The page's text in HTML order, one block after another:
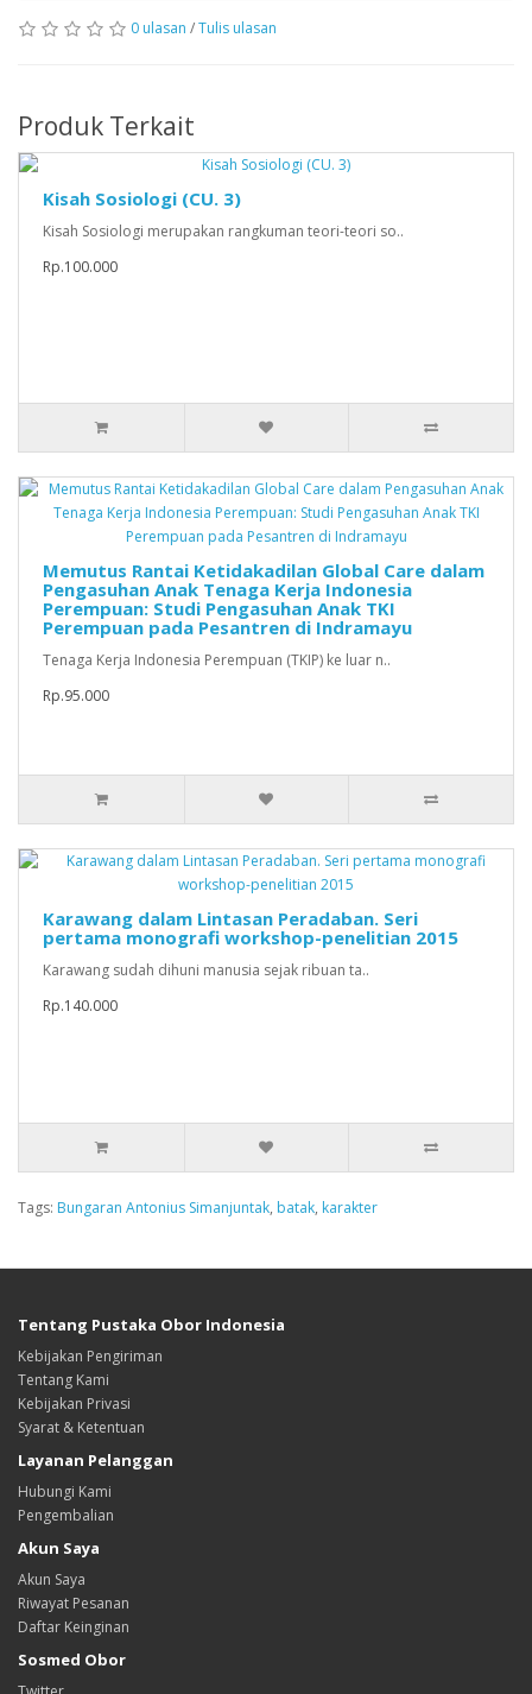
0 ulasan /Tulis ulasan
Produk Terkait
Kisah Sosiologi (CU. 3)
Kisah Sosiologi merupakan rangkuman teori-teori so..
Rp.100.000
Memutus Rantai Ketidakadilan Global Care dalam
Pengasuhan Anak Tenaga Kerja Indonesia
Perempuan: Studi Pengasuhan Anak TKI
Perempuan pada Pesantren di Indramayu
Tenaga Kerja Indonesia Perempuan (TKIP) ke luar n..
Rp.95.000
Karawang dalam Lintasan Peradaban. Seri
pertama monografi workshop-penelitian 2015
Karawang sudah dihuni manusia sejak ribuan ta..
Rp.140.000
Tags: Bungaran Antonius Simanjuntak, batak, karakter
Tentang Pustaka Obor Indonesia
Kebijakan Pengiriman
Tentang Kami
Kebijakan Privasi
Syarat & Ketentuan
Layanan Pelanggan
Hubungi Kami
Pengembalian
Akun Saya
Akun Saya
Riwayat Pesanan
Daftar Keinginan
Sosmed Obor